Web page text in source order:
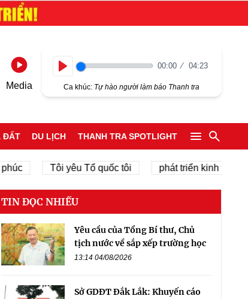
Media
00:00 04:23
Ca khúc: Tự hào người làm báo Thanh tra
ĐẤT DU LỊCH THANH TRA SPOTLIGHT
Tôi yêu Tổ quốc tôi phát triển kinh tế tư nhân
TIN ĐỌC NHIỀU
Yêu cầu của Tổng Bí thư, Chủ
tịch nước về sắp xếp trường học
13:14 04/08/2026
Sở GDĐT Đắk Lắk: Khuyến cáo